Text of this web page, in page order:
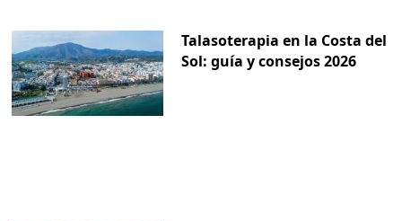
Talasoterapia en la Costa del
Sol: guía y consejos 2026